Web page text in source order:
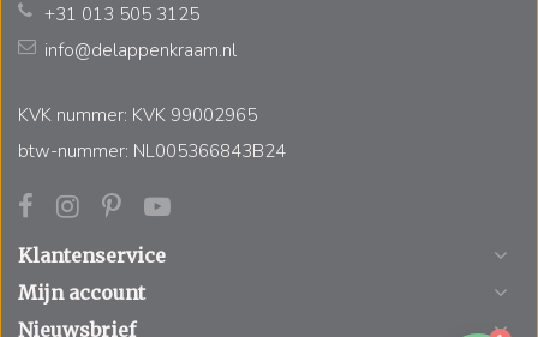
+31 013 505 3125
info@delappenkraam.nl
KVK nummer: KVK 99002965
btw-nummer: NL005366843B24
Klantenservice
Mijn account
Nieuwsbrief